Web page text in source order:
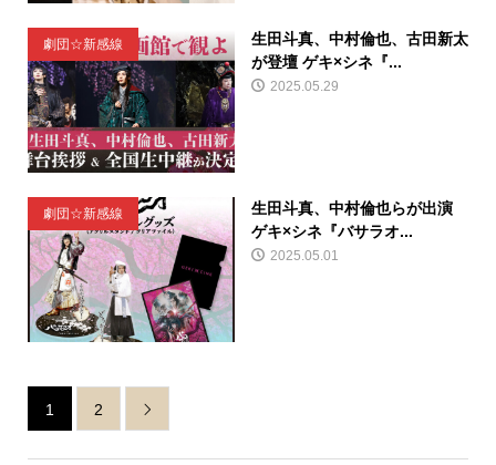
劇団☆新感線
生田斗真、中村倫也、古田新太
が登壇 ゲキ×シネ『...
2025.05.29
劇団☆新感線
生田斗真、中村倫也らが出演
ゲキ×シネ『バサラオ...
2025.05.01
1 2 